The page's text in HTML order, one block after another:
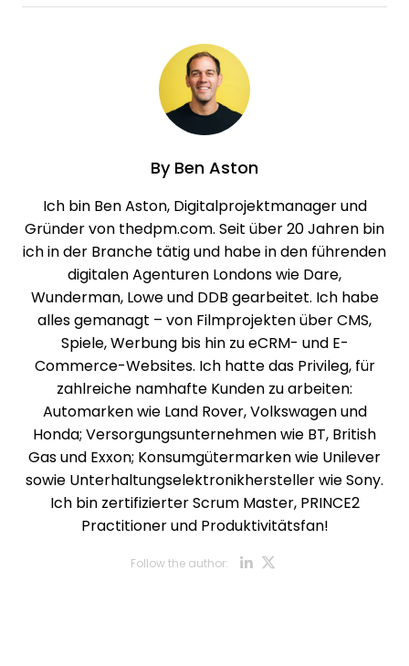
ByBen Aston
Ich bin Ben Aston, Digitalprojektmanager und
Gründer von thedpm.com. Seit über 20 Jahren bin
ich in der Branche tätig und habe in den führenden
digitalen Agenturen Londons wie Dare,
Wunderman, Lowe und DDB gearbeitet. Ich habe
alles gemanagt – von Filmprojekten über CMS,
Spiele, Werbung bis hin zu eCRM- und E-
Commerce-Websites. Ich hatte das Privileg, für
zahlreiche namhafte Kunden zu arbeiten:
Automarken wie Land Rover, Volkswagen und
Honda; Versorgungsunternehmen wie BT, British
Gas und Exxon; Konsumgütermarken wie Unilever
sowie Unterhaltungselektronikhersteller wie Sony.
Ich bin zertifizierter Scrum Master, PRINCE2
Practitioner und Produktivitätsfan!
Follow the author: Opens new
Opens new
Opens new